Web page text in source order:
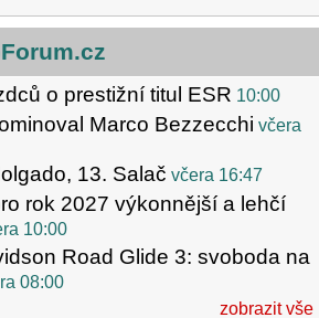
o prestižní titul ESR 10:00
Marco Bezzecchi včera
13. Salač včera 16:47
rok 2027 výkonnější a lehčí
10:00
Road Glide 3: svoboda na
08:00
zobrazit vše